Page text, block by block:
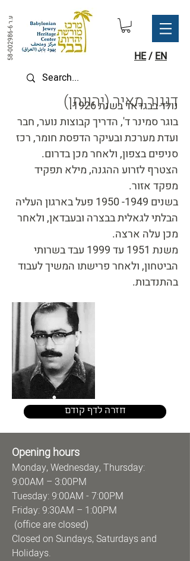
ע.ר
58-002986-6 HE/ EN
(דנגור מאיר (יהונתן
נולד בבגדאד בשנת 1926.
בוגר סמינר ד', הדריך קבוצות נוער, חבר
ועדת מערכת ובעיקר הדפסת חומר, רכז
סניפים בצפון, ולאחר מכן בדרום.
הצטרף לזרוע ההגנה, מילא תפקיד
מפקד אזור.
בשנים 1949- 1950 פעל בארגון העליה
הבלתי לגאלית בבצרה ובעבדאן, ולאחר
מכן עלה ארצה.
משנת 1951 עד 1999 עבד בשרותי
הביטחון, ולאחר פרישתו המשיך לעבוד
בהתנדבות.
חזרה לדף קודם
Opening hours
Monday, Wednesday, Thursday:
9:00AM – 3:00PM
Tuesday: 9:00AM - 7:00PM
Friday: 9:30AM – 1:00PM
(office are closed)
Closed on Sundays, Saturdays and
Holidays.